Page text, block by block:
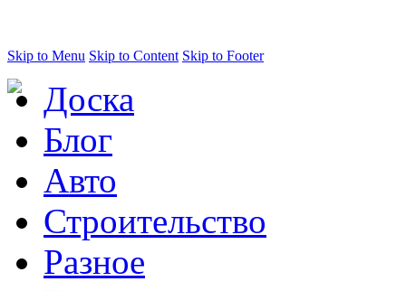
Skip to Menu Skip to Content Skip to Footer
Доска
Блог
Авто
Строительство
Разное